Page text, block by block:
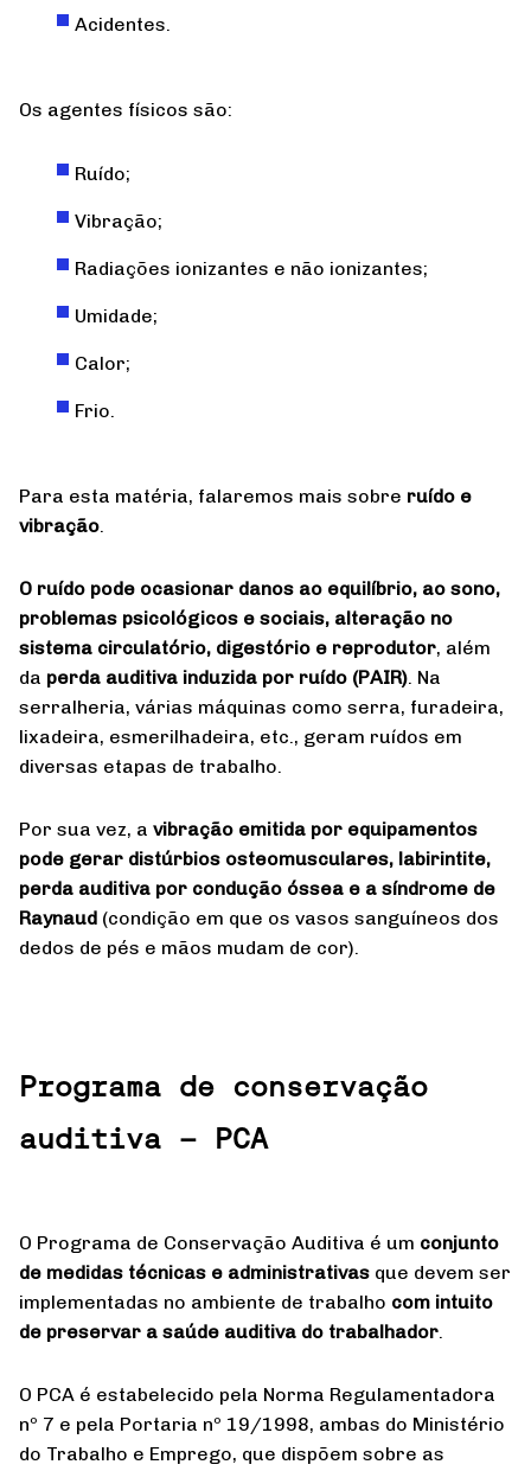
Acidentes.
Os agentes físicos são:
Ruído;
Vibração;
Radiações ionizantes e não ionizantes;
Umidade;
Calor;
Frio.
Para esta matéria, falaremos mais sobre ruído e
vibração.
O ruído pode ocasionar danos ao equilíbrio, ao sono,
problemas psicológicos e sociais, alteração no
sistema circulatório, digestório e reprodutor, além
da perda auditiva induzida por ruído (PAIR). Na
serralheria, várias máquinas como serra, furadeira,
lixadeira, esmerilhadeira, etc., geram ruídos em
diversas etapas de trabalho.
Por sua vez, a vibração emitida por equipamentos
pode gerar distúrbios osteomusculares, labirintite,
perda auditiva por condução óssea e a síndrome de
Raynaud (condição em que os vasos sanguíneos dos
dedos de pés e mãos mudam de cor).
Programa de conservação
auditiva – PCA
O Programa de Conservação Auditiva é um conjunto
de medidas técnicas e administrativas que devem ser
implementadas no ambiente de trabalho com intuito
de preservar a saúde auditiva do trabalhador.
O PCA é estabelecido pela Norma Regulamentadora
nº 7 e pela Portaria nº 19/1998, ambas do Ministério
do Trabalho e Emprego, que dispõem sobre as